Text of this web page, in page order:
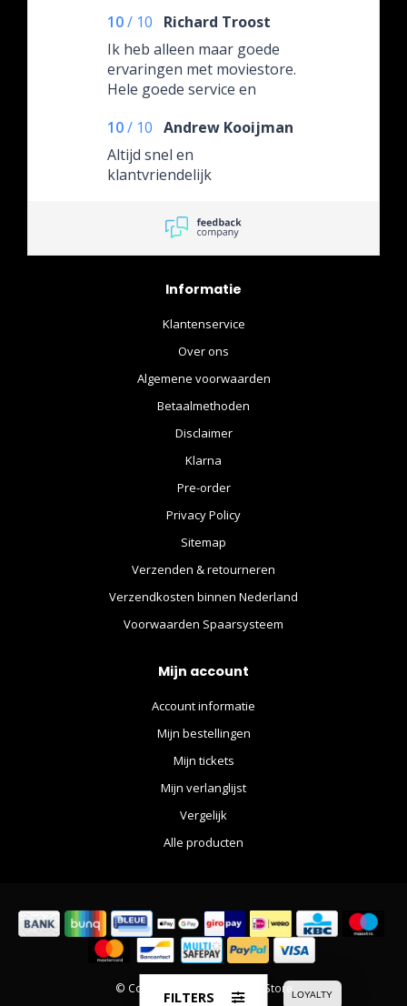
10/ 10
Richard Troost
Ik heb alleen maar goede
ervaringen met moviestore.
Hele goede service en
Kortom ik blijf er bestellen!!
10/ 10 Andrew Kooijman
Altijd snel en
klantvriendelijk
Informatie
Klantenservice
Over ons
Algemene voorwaarden
Betaalmethoden
Disclaimer
Klarna
Pre-order
Privacy Policy
Sitemap
Verzenden & retourneren
Verzendkosten binnen Nederland
Voorwaarden Spaarsysteem
Mijn account
Account informatie
Mijn bestellingen
Mijn tickets
Mijn verlanglijst
Vergelijk
Alle producten
© Copyright 2026 The Movie Store
FILTERS LOYALTY